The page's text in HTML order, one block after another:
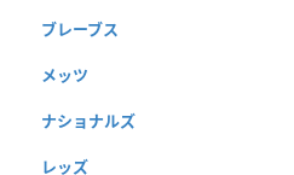
ブレーブス
メッツ
ナショナルズ
レッズ